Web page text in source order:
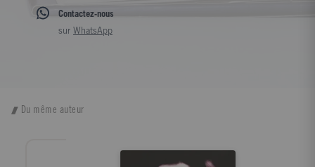
Contactez-nous
sur WhatsApp
Du même auteur